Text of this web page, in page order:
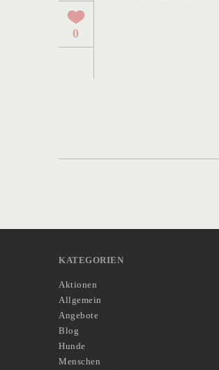
0
KATEGORIEN
Aktionen
Allgemein
Angebote
Blog
Hunde
Menschen